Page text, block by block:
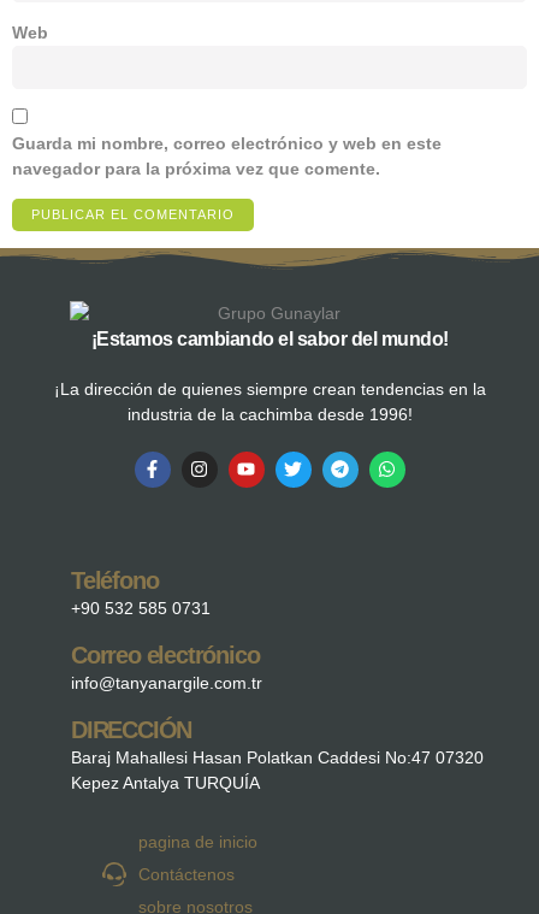
Web
Guarda mi nombre, correo electrónico y web en este
navegador para la próxima vez que comente.
¡Estamos cambiando el sabor del mundo!
¡La dirección de quienes siempre crean tendencias en la
industria de la cachimba desde 1996!
Teléfono
+90 532 585 0731
Correo electrónico
info@tanyanargile.com.tr
DIRECCIÓN
Baraj Mahallesi Hasan Polatkan Caddesi No:47 07320
Kepez Antalya TURQUÍA
pagina de inicio
Contáctenos
sobre nosotros